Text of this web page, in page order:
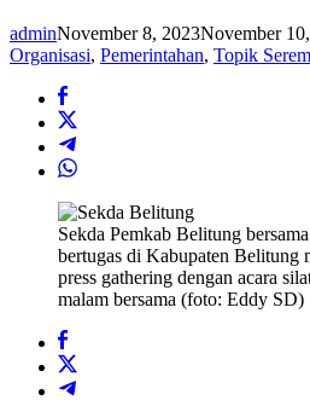
adminNovember 8, 2023November
Organisasi, Pemerintahan, Topik
Sekda Pemkab Belitung
bertugas di Kabupaten Belitung
press gathering dengan acara
malam bersama (foto: Eddy SD)